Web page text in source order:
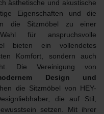
ästhetische und akustische
Eigenschaften und die
die Sitzmöbel zu einer
für anspruchsvolle
bieten ein vollendetes
Komfort, sondern auch
Die Vereinigung von
Design und
die Sitzmöbel von HEY-
die auf Stil,
setzen. Mit ihrer